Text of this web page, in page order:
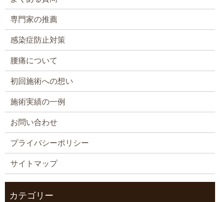
専門家の推薦
感染症防止対策
腰痛について
初回施術への想い
施術実績の一例
お問い合わせ
プライバシーポリシー
サイトマップ
カテゴリー